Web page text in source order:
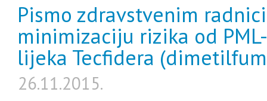
Pismo zdravstvenim
minimizaciju rizika od
lijeka Tecfidera
26.11.2015.